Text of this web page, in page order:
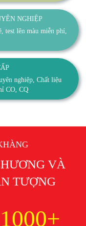
NGHIỆP
test lên màu miễn phí,
nghiệp, Chất liệu
CO, CQ
VÀ
TƯỢNG
1000+